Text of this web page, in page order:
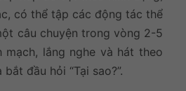
có thể tập các động tác thể
câu chuyện trong vòng 2-5
mạch, lắng nghe và hát theo
đầu hỏi “Tại sao?”.